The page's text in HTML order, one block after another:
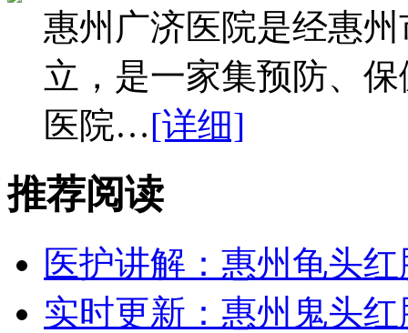
惠州广济医院是经惠
立，是一家集预防、
医院…[详细]
推荐阅读
医护讲解：惠州龟头
实时更新：惠州鬼头